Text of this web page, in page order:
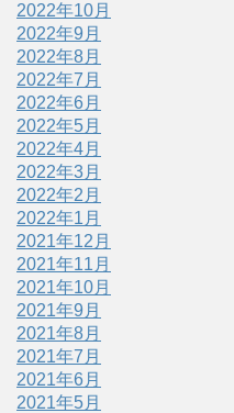
2022年10月
2022年9月
2022年8月
2022年7月
2022年6月
2022年5月
2022年4月
2022年3月
2022年2月
2022年1月
2021年12月
2021年11月
2021年10月
2021年9月
2021年8月
2021年7月
2021年6月
2021年5月